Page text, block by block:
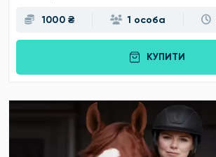
1000 ₴ 1 особа
КУПИТИ